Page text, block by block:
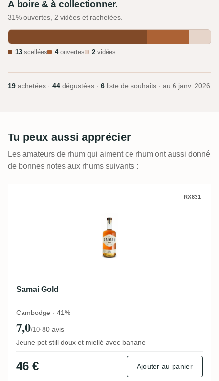
À boire & à collectionner.
31% ouvertes, 2 vidées et rachetées.
13 scellées 4ouvertes 2 vidées
19 achetées · 44 dégustées · 6 liste de souhaits · au 6 janv. 2026
Tu peux aussi apprécier
Les amateurs de rhum qui aiment ce rhum ont aussi donné
de bonnes notes aux rhums suivants :
RX831
Samai Gold
Cambodge · 41%
7,0/10·80 avis
Jeune pot still doux et miellé avec banane
46 € Ajouter au panier